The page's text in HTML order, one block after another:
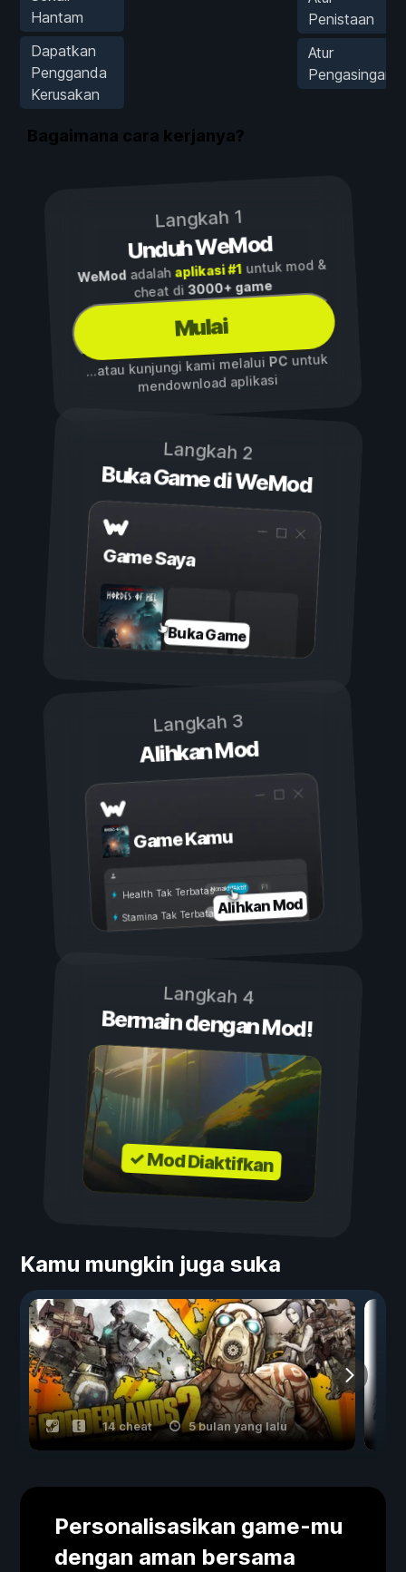
Hantam
Dapatkan
Pengganda
Kerusakan
Penistaan
Atur
Pengasingan
Bagaimana cara kerjanya?
Langkah 1
Unduh WeMod
WeModadalah aplikasi #1untuk mod &
cheat di3000+ game
Mulai
...atau kunjungi kami melalui PCuntuk
mendownload aplikasi
Langkah 2
Buka Game di WeMod
Game Saya
Buka Game
Langkah 3
Alihkan Mod
Game Kamu
Aktif
Nonaktif
Health Tak Terbatas
Stamina Tak TerbatasAlihkan Mod
Langkah 4
Bermain dengan Mod!
✓ Mod Diaktifkan
Kamu mungkin juga suka
14 cheat 5 bulan yang lalu
Personalisasikan game-mu
dengan aman bersama